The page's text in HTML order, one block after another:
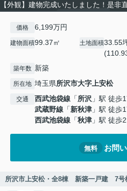
【外観】建物完成いたしました！是非
価格 6,199万円
建物面積99.37㎡ 土地面積33.55
築年数 新築
所在地 埼玉県所沢市大字上安松
交通 西武池袋線 「所沢 」駅 徒歩
武蔵野線 「新秋津 」駅 徒歩
西武池袋線 「秋津 」駅 徒歩
無料 お問
所沢市上安松・全8棟 新築一戸建 7